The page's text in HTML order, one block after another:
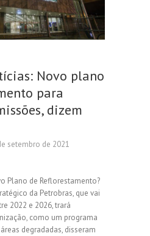
Novo plano
para
dizem
setembro de 2021
Plano de Reflorestamento?
da Petrobras, que vai
2022 e 2026, trará
como um programa
degradadas, disseram